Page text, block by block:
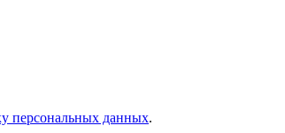
персональных данных.